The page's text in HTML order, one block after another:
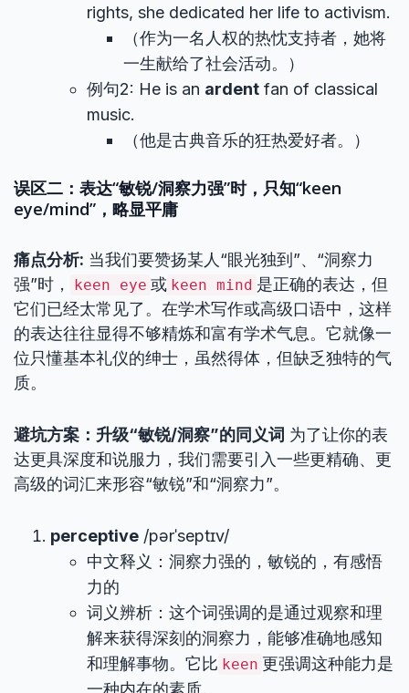
rights, she dedicated her life to activism.
（作为一名人权的热忱支持者，她将
一生献给了社会活动。）
例句2: He is an ardent fan of classical
music.
（他是古典音乐的狂热爱好者。）
误区二：表达“敏锐/洞察力强”时，只知“keen
eye/mind”，略显平庸
痛点分析: 当我们要赞扬某人“眼光独到”、“洞察力
强”时，
keen eye 或 keen mind 是正确的表达，但
它们已经太常见了。在学术写作或高级口语中，这样
的表达往往显得不够精炼和富有学术气息。它就像一
位只懂基本礼仪的绅士，虽然得体，但缺乏独特的气
质。
避坑方案：升级“敏锐/洞察”的同义词 为了让你的表
达更具深度和说服力，我们需要引入一些更精确、更
高级的词汇来形容“敏锐”和“洞察力”。
perceptive /pərˈseptɪv/
中文释义：洞察力强的，敏锐的，有感悟
力的
词义辨析：这个词强调的是通过观察和理
解来获得深刻的洞察力，能够准确地感知
和理解事物。它比 keen 更强调这种能力是
一种内在的素质。